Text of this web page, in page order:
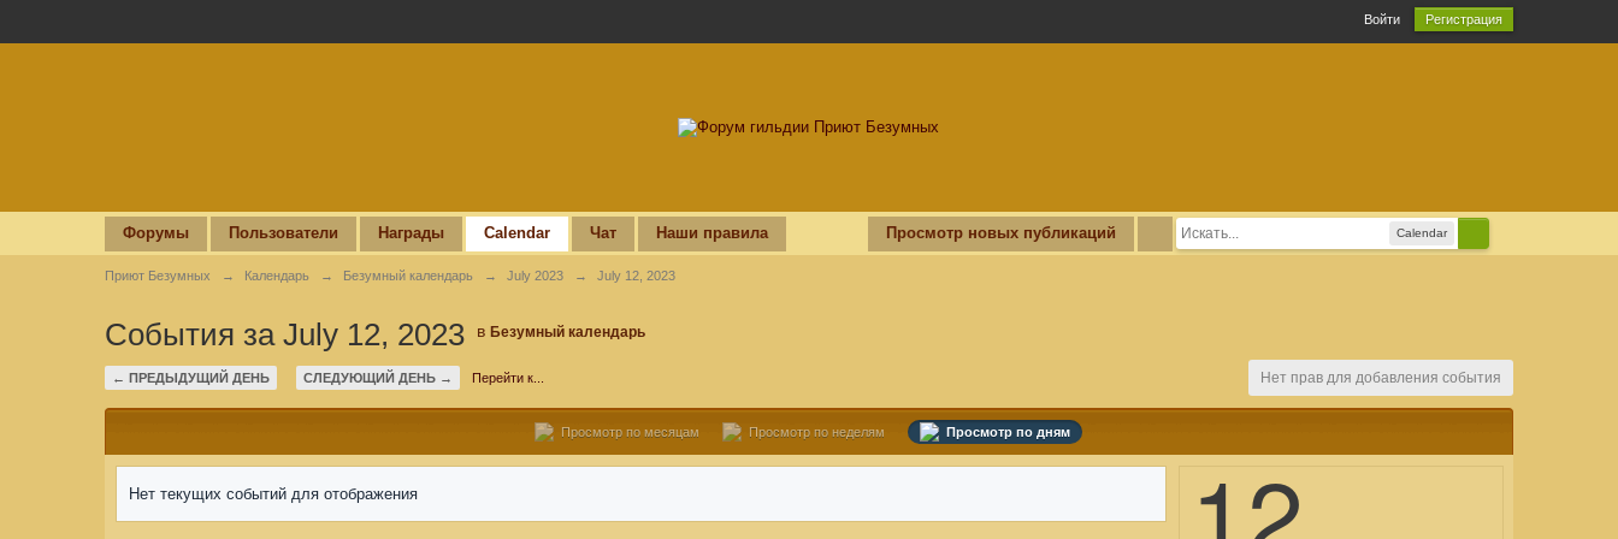
Войти Регистрация
Calendar
Просмотр новых публикаций
Форумы Пользователи Награды Calendar Чат Наши правила
Приют Безумных → Календарь → Безумный календарь → July 2023 → July 12, 2023
События за July 12, 2023 вБезумный календарь
← ПРЕДЫДУЩИЙ ДЕНЬ СЛЕДУЮЩИЙ ДЕНЬ → Перейти к... Нет прав для добавления события
Просмотр по месяцам Просмотр по неделям Просмотр по дням
Нет текущих событий для отображения